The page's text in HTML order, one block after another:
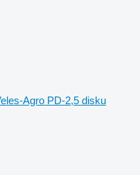
Agro PD-2,5 disku